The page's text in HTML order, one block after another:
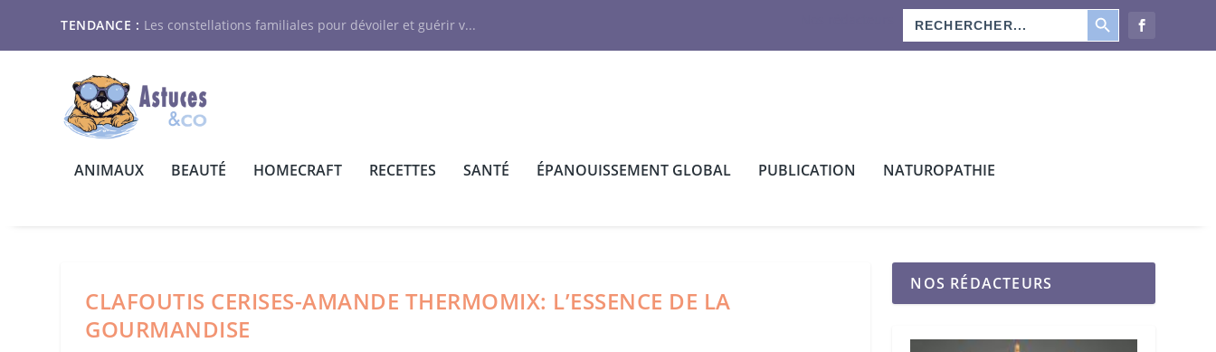
TENDANCE : Les constellations familiales pour dévoiler et guérir v...
Search
for:
SEARCH BUTTON
ANIMAUX BEAUTÉ HOMECRAFT RECETTES SANTÉ ÉPANOUISSEMENT GLOBAL PUBLICATION NATUROPATHIE
CLAFOUTIS CERISES-AMANDE THERMOMIX: L’ESSENCE DE LA
GOURMANDISE
NOS RÉDACTEURS